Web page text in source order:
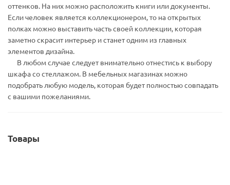
оттенков. На них можно расположить книги или документы.
Если человек является коллекционером, то на открытых
полках можно выставить часть своей коллекции, которая
заметно скрасит интерьер и станет одним из главных
элементов дизайна.
В любом случае следует внимательно отнестись к выбору
шкафа со стеллажом. В мебельных магазинах можно
подобрать любую модель, которая будет полностью совпадать
с вашими пожеланиями.
Товары